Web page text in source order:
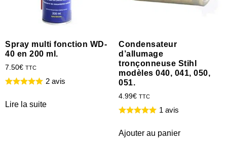
Spray multi fonction WD-
40 en 200 ml.
7.50€ TTC
2 avis
Lire la suite
Condensateur
d’allumage
tronçonneuse Stihl
modèles 040, 041, 050,
051.
4.99€ TTC
1 avis
Ajouter au panier